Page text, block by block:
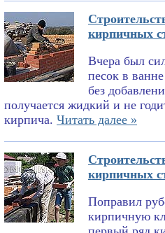
кирпичных
Вчера был
песок в
без
получается жидкий и не
кирпича. Читать далее »
кирпичных
Поправил
кирпичную